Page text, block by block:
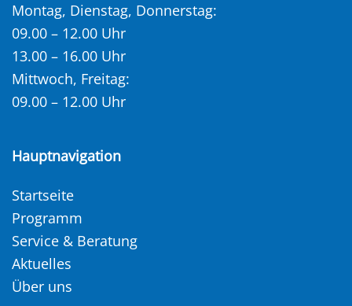
Montag, Dienstag, Donnerstag:
09.00 – 12.00 Uhr
13.00 – 16.00 Uhr
Mittwoch, Freitag:
09.00 – 12.00 Uhr
Hauptnavigation
Startseite
Programm
Service & Beratung
Aktuelles
Über uns